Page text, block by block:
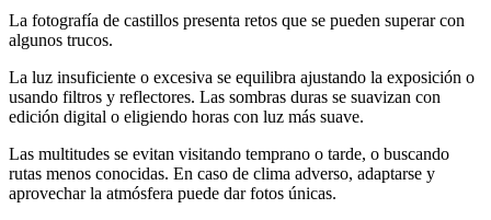
La fotografía de castillos presenta retos que se pueden superar con
algunos trucos.
La luz insuficiente o excesiva se equilibra ajustando la exposición o
usando filtros y reflectores. Las sombras duras se suavizan con
edición digital o eligiendo horas con luz más suave.
Las multitudes se evitan visitando temprano o tarde, o buscando
rutas menos conocidas. En caso de clima adverso, adaptarse y
aprovechar la atmósfera puede dar fotos únicas.